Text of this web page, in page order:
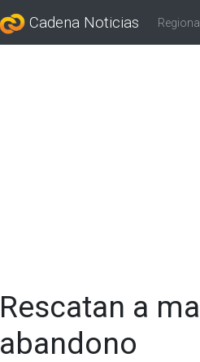
Cadena Noticias
Rescatan a
abandono